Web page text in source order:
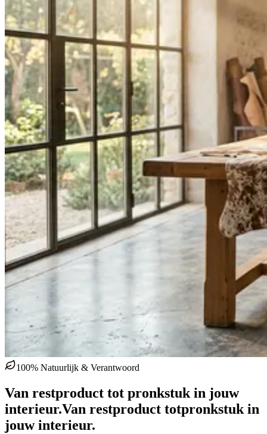
100% Natuurlijk & Verantwoord
Van restproduct tot pronkstuk in jouw
interieur.Van restproduct totpronkstuk in
jouw interieur.